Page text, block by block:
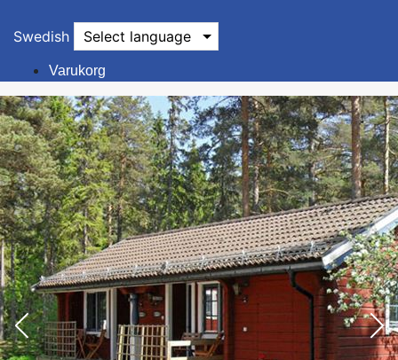
Swedish Select language
Varukorg